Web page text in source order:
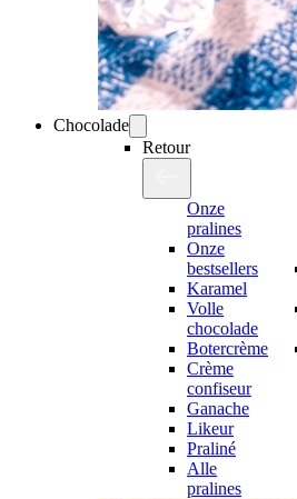
Chocolade
Retour
Onze
pralines
Onze
bestsellers
Karamel
Volle
chocolade
Botercrème
Crème
confiseur
Ganache
Likeur
Praliné
Alle
pralines